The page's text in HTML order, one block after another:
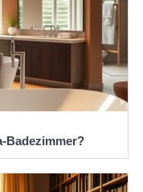
Badezimmer?